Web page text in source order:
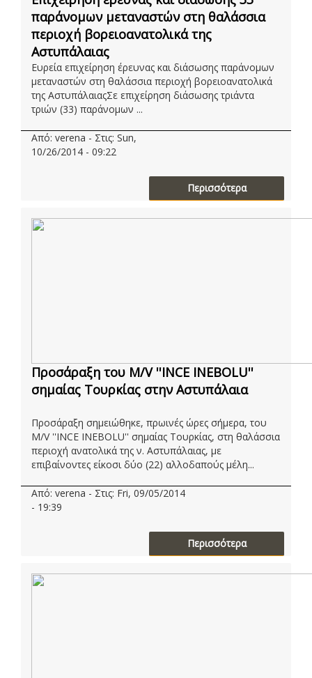
παράνομων μεταναστών στη θαλάσσια
περιοχή βορειοανατολικά της
Αστυπάλαιας
Ευρεία επιχείρηση έρευνας και διάσωσης παράνομων
μεταναστών στη θαλάσσια περιοχή βορειοανατολικά
της ΑστυπάλαιαςΣε επιχείρηση διάσωσης τριάντα
τριών (33) παράνομων ...
Από: verena - Στις: Sun,
10/26/2014 - 09:22
Περισσότερα
Προσάραξη του M/V ''INCE INEBOLU''
σημαίας Τουρκίας στην Αστυπάλαια
Προσάραξη σημειώθηκε, πρωινές ώρες σήμερα, του
M/V ''INCE INEBOLU'' σημαίας Τουρκίας, στη θαλάσσια
περιοχή ανατολικά της ν. Αστυπάλαιας, με
επιβαίνοντες είκοσι δύο (22) αλλοδαπούς μέλη...
Από: verena - Στις: Fri, 09/05/2014
- 19:39
Περισσότερα